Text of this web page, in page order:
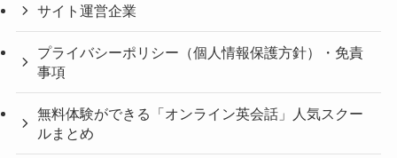
サイト運営企業
プライバシーポリシー（個人情報保護方針）・免責
事項
無料体験ができる「オンライン英会話」人気スクー
ルまとめ